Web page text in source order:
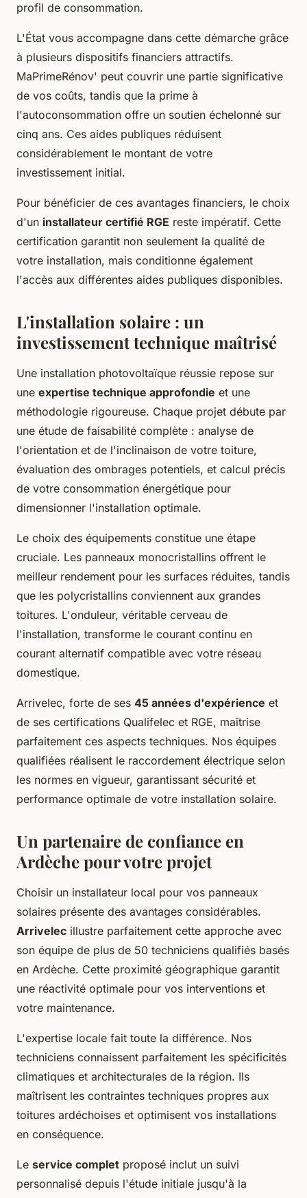
profil de consommation.
L'État vous accompagne dans cette démarche grâce
à plusieurs dispositifs financiers attractifs.
MaPrimeRénov' peut couvrir une partie significative
de vos coûts, tandis que la prime à
l'autoconsommation offre un soutien échelonné sur
cinq ans. Ces aides publiques réduisent
considérablement le montant de votre
investissement initial.
Pour bénéficier de ces avantages financiers, le choix
d'un installateur certifié RGE reste impératif. Cette
certification garantit non seulement la qualité de
votre installation, mais conditionne également
l'accès aux différentes aides publiques disponibles.
L'installation solaire : un
investissement technique maîtrisé
Une installation photovoltaïque réussie repose sur
une expertise technique approfondie et une
méthodologie rigoureuse. Chaque projet débute par
une étude de faisabilité complète : analyse de
l'orientation et de l'inclinaison de votre toiture,
évaluation des ombrages potentiels, et calcul précis
de votre consommation énergétique pour
dimensionner l'installation optimale.
Le choix des équipements constitue une étape
cruciale. Les panneaux monocristallins offrent le
meilleur rendement pour les surfaces réduites, tandis
que les polycristallins conviennent aux grandes
toitures. L'onduleur, véritable cerveau de
l'installation, transforme le courant continu en
courant alternatif compatible avec votre réseau
domestique.
Arrivelec, forte de ses 45 années d'expérience et
de ses certifications Qualifelec et RGE, maîtrise
parfaitement ces aspects techniques. Nos équipes
qualifiées réalisent le raccordement électrique selon
les normes en vigueur, garantissant sécurité et
performance optimale de votre installation solaire.
Un partenaire de confiance en
Ardèche pour votre projet
Choisir un installateur local pour vos panneaux
solaires présente des avantages considérables.
Arrivelec illustre parfaitement cette approche avec
son équipe de plus de 50 techniciens qualifiés basés
en Ardèche. Cette proximité géographique garantit
une réactivité optimale pour vos interventions et
votre maintenance.
L'expertise locale fait toute la différence. Nos
techniciens connaissent parfaitement les spécificités
climatiques et architecturales de la région. Ils
maîtrisent les contraintes techniques propres aux
toitures ardéchoises et optimisent vos installations
en conséquence.
Le service complet proposé inclut un suivi
personnalisé depuis l'étude initiale jusqu'à la